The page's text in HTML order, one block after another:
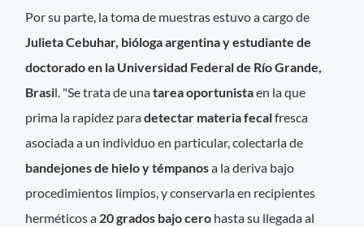
Por su parte, la toma de muestras estuvo a cargo de
Julieta Cebuhar, bióloga argentina y estudiante de
doctorado en la Universidad Federal de Río Grande,
Brasil. "Se trata de unatarea oportunistaen la que
prima la rapidez paradetectar materia fecalfresca
asociada a un individuo en particular, colectarla de
bandejones de hielo y témpanosa la deriva bajo
procedimientos limpios, y conservarla en recipientes
herméticos a 20 grados bajo cero hasta su llegada al